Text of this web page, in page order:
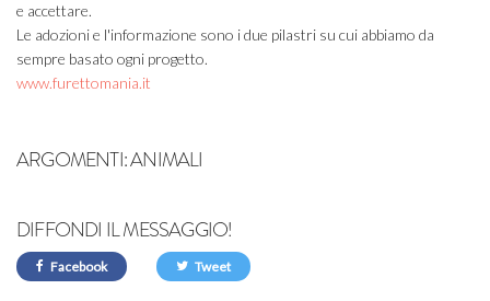
e accettare.
Le adozioni e l'informazione sono i due pilastri su cui abbiamo da
sempre basato ogni progetto.
www.furettomania.it
ARGOMENTI:ANIMALI
DIFFONDI IL MESSAGGIO!
Facebook Tweet